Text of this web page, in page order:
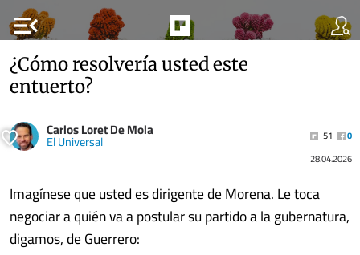
menu_open
¿Cómo resolvería usted este
entuerto?
Carlos Loret De Mola
El Universal 51
0
28.04.2026
Imagínese que usted es dirigente de Morena. Le toca
negociar a quién va a postular su partido a la gubernatura,
digamos, de Guerrero: